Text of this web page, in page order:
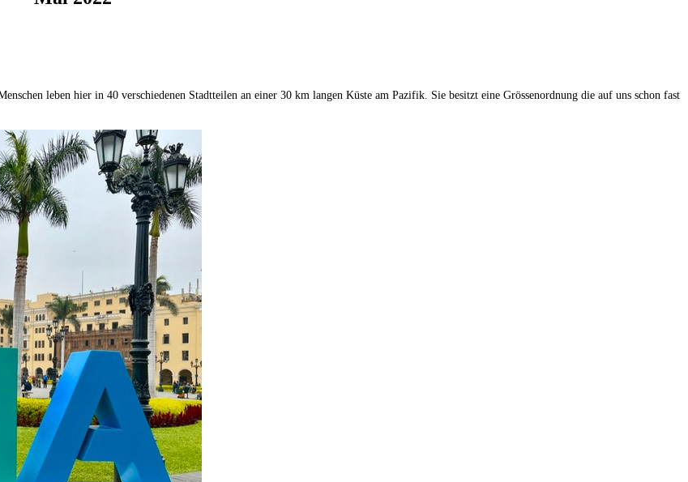
leben hier in 40 verschiedenen Stadtteilen an einer 30 km langen Küste am Pazifik. Sie besitzt eine Grössenordnung die auf uns schon fast